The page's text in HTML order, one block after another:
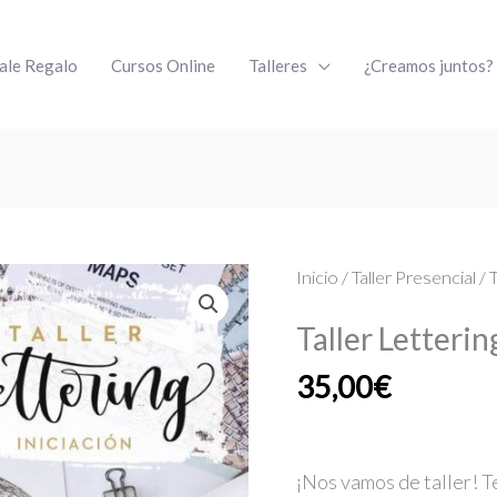
Regalo Cursos Online Talleres ¿Creamos juntos?
Inicio /Taller Presencial /
Taller
35,00€
¡Nos vamos de taller!
Taller
Iniciación
cantidad